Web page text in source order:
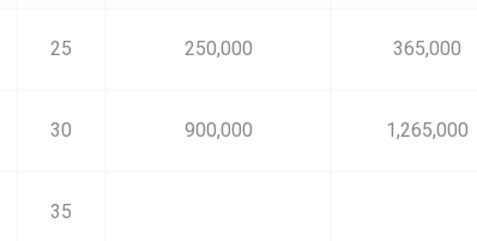
25 250,000 365,000
30 900,000 1,265,000
35